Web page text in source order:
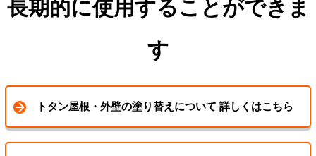
長期的に使用することができま
す
トタン屋根・外壁の塗り替えについて 詳しくはこちら